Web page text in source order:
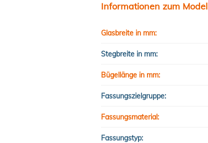
Informationen zum Model
Glasbreite in mm:
Stegbreite in mm:
Bügellänge in mm:
Fassungszielgruppe:
Fassungsmaterial:
Fassungstyp: